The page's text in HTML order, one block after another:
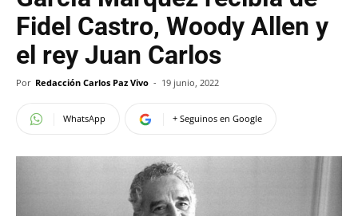
Fidel Castro, Woody Allen y
el rey Juan Carlos
Por Redacción Carlos Paz Vivo - 19 junio, 2022
WhatsApp + Seguinos en Google